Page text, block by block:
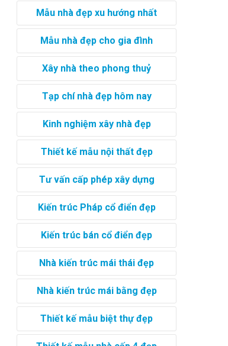
Mẫu nhà đẹp xu hướng nhất
Mẫu nhà đẹp cho gia đình
Xây nhà theo phong thuỷ
Tạp chí nhà đẹp hôm nay
Kinh nghiệm xây nhà đẹp
Thiết kế mẫu nội thất đẹp
Tư vấn cấp phép xây dựng
Kiến trúc Pháp cổ điển đẹp
Kiến trúc bán cổ điển đẹp
Nhà kiến trúc mái thái đẹp
Nhà kiến trúc mái bằng đẹp
Thiết kế mẫu biệt thự đẹp